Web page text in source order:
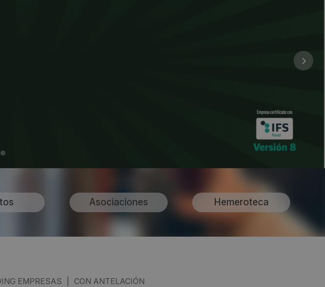
Asociaciones Hemeroteca
EMPRESAS CON ANTELACIÓN